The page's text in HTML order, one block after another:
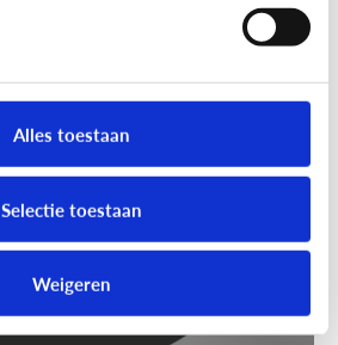
Alles toestaan
Selectie toestaan
Weigeren